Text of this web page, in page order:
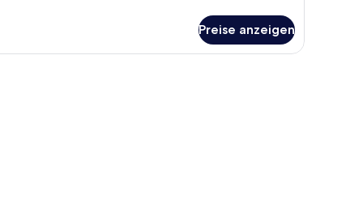
Preise anzeigen
und Stühlen.